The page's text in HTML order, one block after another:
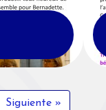
Siguiente »